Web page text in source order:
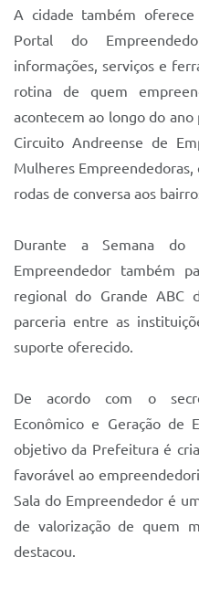
A cidade também
Portal do
informações, serviços e
rotina de quem
acontecem ao longo do
Circuito Andreense de
Mulheres
rodas de conversa aos
Durante a Semana do
Empreendedor também
regional do Grande ABC
parceria entre as
suporte oferecido.
De acordo com o
Econômico e Geração de
objetivo da Prefeitura é
favorável ao
Sala do Empreendedor é
de valorização de quem
destacou.